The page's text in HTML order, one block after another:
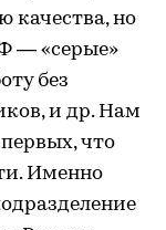
качества, но
— «серые»
без
и др. Нам
что
Именно